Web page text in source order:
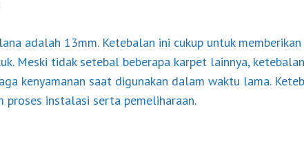
adalah 13mm. Ketebalan ini cukup untuk
Meski tidak setebal beberapa karpet lainnya,
kenyamanan saat digunakan dalam waktu lama.
proses instalasi serta pemeliharaan.